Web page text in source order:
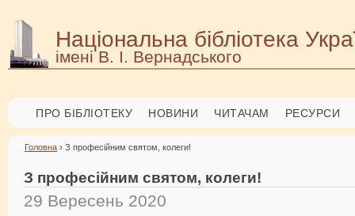
Національна бібліотека
імені В. І. Вернадського
ПРО БІБЛІОТЕКУ НОВИНИ ЧИТАЧАМ РЕСУРСИ
Головна › З професійним святом, колеги!
З професійним святом, колеги!
29 Вересень 2020